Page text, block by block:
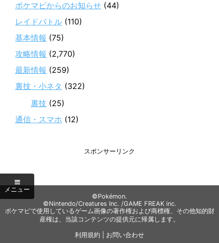
ポケマピからのお知らせ (44)
レイドバトル (110)
基本情報 (75)
攻略情報 (2,770)
最新情報 (259)
裏技・小ネタ (322)
裏技 (25)
通信・スマホ (12)
スポンサーリンク
©Pokémon.
©Nintendo/Creatures Inc. /GAME FREAK inc.
ポケマピで使用しているゲーム画像の著作権および商標権、その他知的財
産権は、当該コンテンツの提供元に帰属します。
利用規約 お問い合わせ